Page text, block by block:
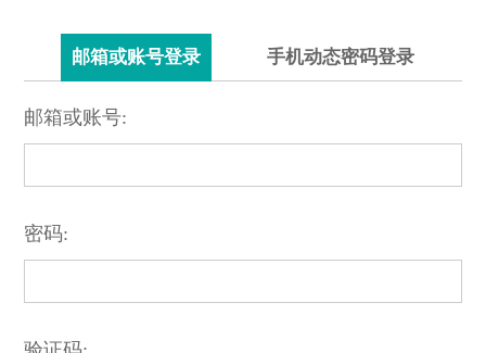
邮箱或账号登录 手机动态密码登录
邮箱或账号:
密码: